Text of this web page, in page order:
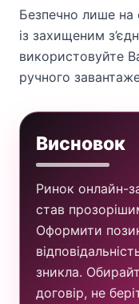
Безпечно лише на
із захищеним
використовуйте
ручного
Висновок
Ринок онлайн-
став
Оформити
зникла.
договір, не